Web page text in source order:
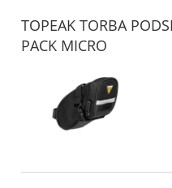
TOPEAK TORBA
PACK MICRO